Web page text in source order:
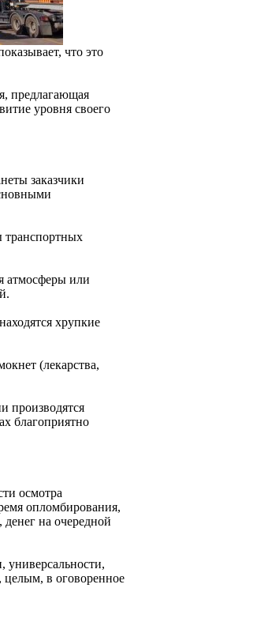
что это
предлагающая
уровня своего
заказчики
транспортных
атмосферы или
хрупкие
(лекарства,
производятся
благоприятно
осмотра
опломбирования,
на очередной
универсальности,
целым, в оговоренное